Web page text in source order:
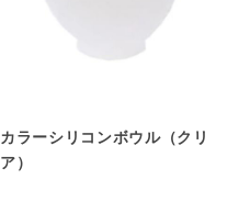
カラーシリコンボウル（クリ
ア）